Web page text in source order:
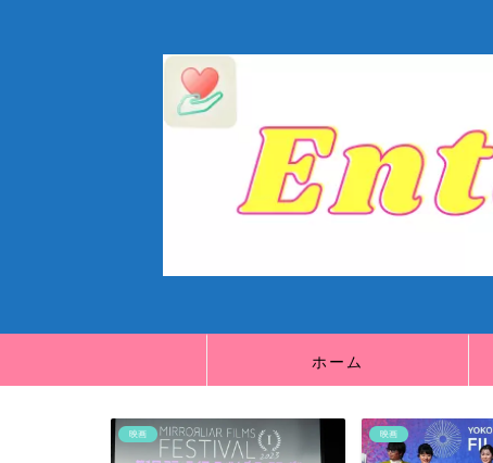
ホーム
映画 映画